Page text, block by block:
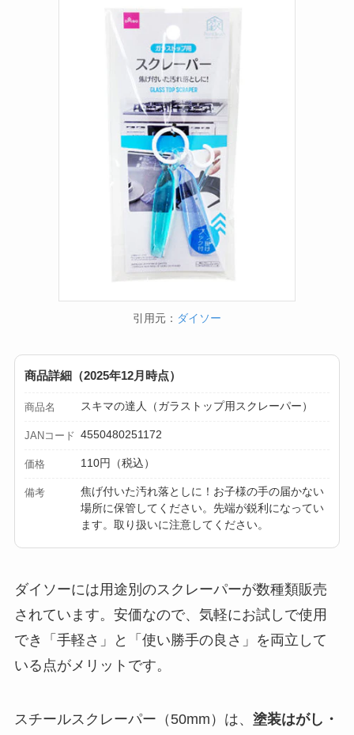
引用元： ダイソー
商品詳細（2025年12月時点）
商品名 スキマの達人（ガラストップ用スクレーパー）
JANコード 4550480251172
価格 110円（税込）
備考
焦げ付いた汚れ落としに！お子様の手の届かない
場所に保管してください。先端が鋭利になってい
ます。取り扱いに注意してください。
ダイソーには用途別のスクレーパーが数種類販売
されています。安価なので、気軽にお試しで使用
でき「手軽さ」と「使い勝手の良さ」を両立して
いる点がメリットです。
スチールスクレーパー（50mm）は、 塗装はがし・